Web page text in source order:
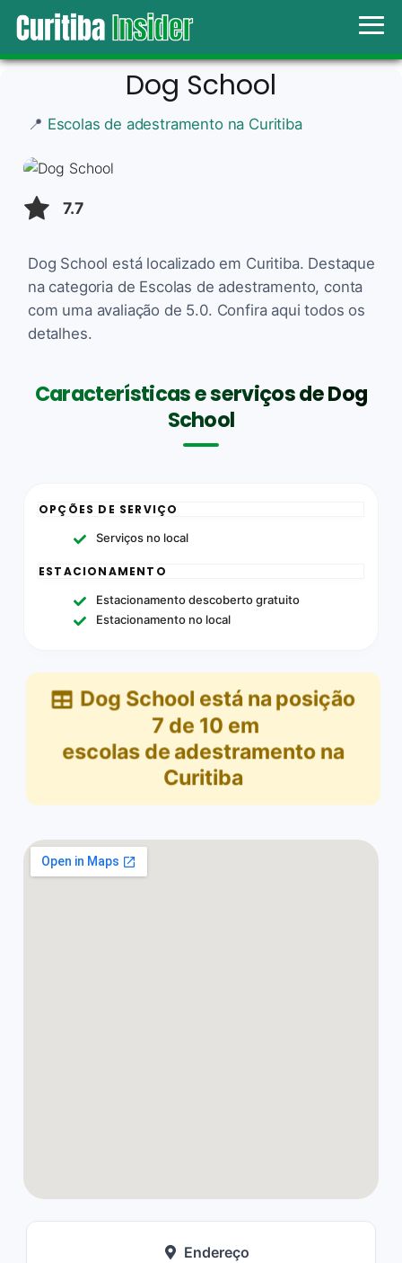
Dog School
📍 Escolas de adestramento na Curitiba
7.7
Dog School está localizado em Curitiba. Destaque
na categoria de Escolas de adestramento, conta
com uma avaliação de 5.0. Confira aqui todos os
detalhes.
Características e serviços de Dog
School
OPÇÕES DE SERVIÇO
Serviços no local
ESTACIONAMENTO
Estacionamento descoberto gratuito
Estacionamento no local
Dog School está na posição
7 de 10 em
escolas de adestramento na
Curitiba
Endereço